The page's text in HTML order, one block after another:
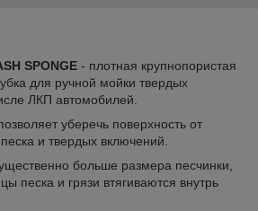
SPONGE - плотная крупнопористая
для ручной мойки твердых
ЛКП автомобилей.
уберечь поверхность от
и твердых включений.
больше размера песчинки,
песка и грязи втягиваются внутрь